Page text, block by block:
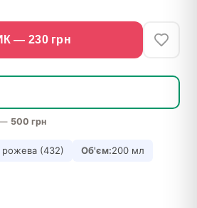
— 230грн
— 500 грн
рожева (432) Об'єм:200 мл